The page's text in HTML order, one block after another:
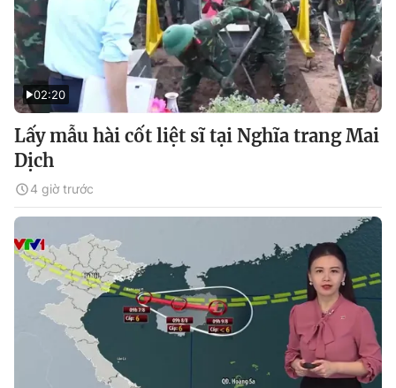
02:20
Lấy mẫu hài cốt liệt sĩ tại Nghĩa trang Mai
Dịch
4 giờ trước